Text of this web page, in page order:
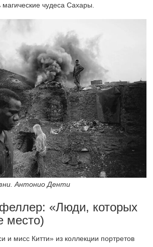
магические чудеса Сахары.
Антонио Денти
«Люди, которых
место)
и мисс Китти» из коллекции портретов